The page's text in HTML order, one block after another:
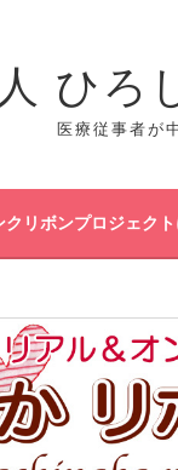
ひろ
医療従事者が
クリボンプロジェク